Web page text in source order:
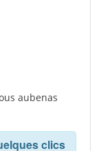
aubenas